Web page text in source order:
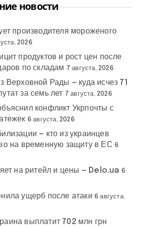
новости
производителя мороженого
2026
продуктов и рост цен после
по складам 7 августа, 2026
Верховной Рады — куда исчез 71
за семь лет 7 августа, 2026
конфликт Укрпочты с
6 августа, 2026
— кто из украинцев
на временную защиту в ЕС 6
на ритейл и цены — Delo.ua 6
ущерб после атаки 6 августа,
выплатит 702 млн грн